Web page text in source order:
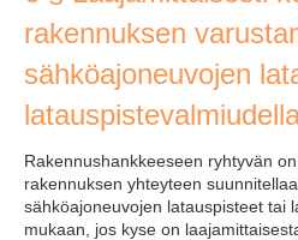
rakennuksen
sähköajoneuvojen
Rakennushankkeeseen ryhtyvän
rakennuksen yhteyteen
sähköajoneuvojen latauspisteet tai
mukaan, jos kyse on